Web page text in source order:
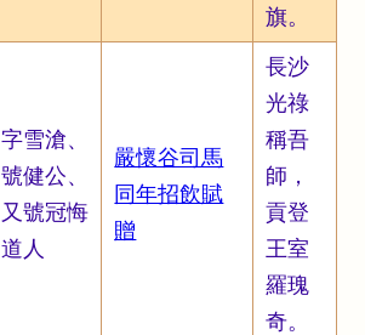
旗。
字雪滄、
號健公、
又號冠悔
道人
嚴懷谷司馬
同年招飲賦
贈
長沙
光祿
稱吾
師，
貢登
王室
羅瑰
奇。